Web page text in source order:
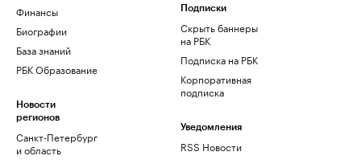
Финансы
Биографии
База знаний
РБК Образование
Новости
регионов
Санкт-Петербург
и область
Подписки
Скрыть баннеры
на РБК
Подписка на РБК
Корпоративная
подписка
Уведомления
RSS Новости